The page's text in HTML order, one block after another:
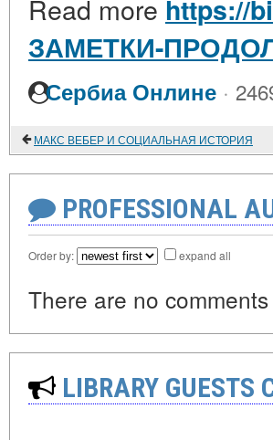
Read more https://
ЗАМЕТКИ-
Сербиа Онлине ·
МАКС ВЕБЕР И СОЦИАЛЬНАЯ ИСТОРИЯ
PROFESSIONAL
Order by: expand all
There are no
LIBRARY GUESTS